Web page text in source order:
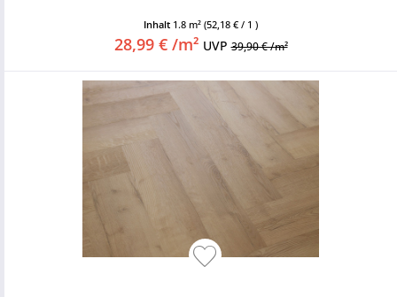
Inhalt 1.8 m² (52,18 € / 1 )
28,99 € /m² UVP39,90 € /m²